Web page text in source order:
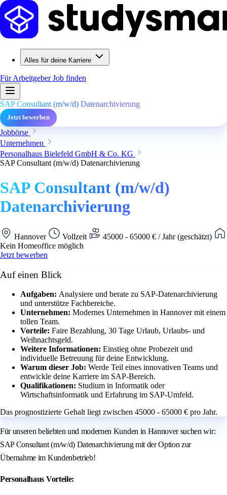
Alles für deine Karriere
Für ArbeitgeberJob finden
SAP Consultant (m/w/d) Datenarchivierung
Jetzt bewerben
Jobbörse
Unternehmen
Personalhaus Bielefeld GmbH & Co. KG
SAP Consultant (m/w/d) Datenarchivierung
SAP Consultant (m/w/d)
Datenarchivierung
Hannover Vollzeit
45000 - 65000 € / Jahr (geschätzt)
Kein Homeoffice möglich
Jetzt bewerben
Auf einen Blick
Aufgaben: Analysiere und berate zu SAP-Datenarchivierung
und unterstütze Fachbereiche.
Unternehmen: Modernes Unternehmen in Hannover mit einem
tollen Team.
Vorteile: Faire Bezahlung, 30 Tage Urlaub, Urlaubs- und
Weihnachtsgeld.
Weitere Informationen: Einstieg ohne Probezeit und
individuelle Betreuung für deine Entwicklung.
Warum dieser Job: Werde Teil eines innovativen Teams und
entwickle deine Karriere im SAP-Bereich.
Qualifikationen: Studium in Informatik oder
Wirtschaftsinformatik und Erfahrung im SAP-Umfeld.
Das prognostizierte Gehalt liegt zwischen 45000 - 65000 € pro Jahr.
Für unseren beliebten und modernen Kunden in Hannover suchen wir:
SAP Consultant (m/w/d) Datenarchivierung mit der Option zur
Übernahme im Kundenbetrieb!
Personalhaus Vorteile: